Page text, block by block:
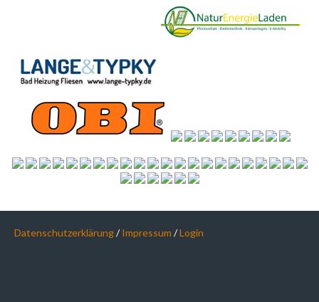
Datenschutzerklärung/Impressum /Login